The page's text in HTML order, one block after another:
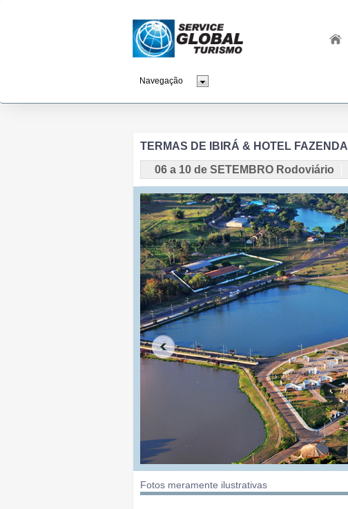
TERMAS DE IBIRÁ & HOTEL FAZENDA
06 a 10 de SETEMBRO Rodoviário
Fotos meramente ilustrativas